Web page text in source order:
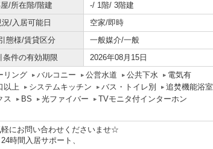
/所在階/階建
-/ 1階/ 3階建
況/入居可能日
空家/即時
態様/賃貸区分
一般媒介/一般
条件の有効期限 2026年08月15日
リング バルコニー 公営水道 公共下水
電気有
以上 システムキッチン バス・トイレ別
追焚機能浴室
ス BS 光ファイバー
TVモニタ付インターホン
にお問い合わせくださいませ☆
時間入居サポート、